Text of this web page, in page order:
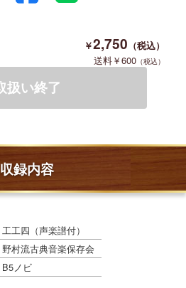
2,750
600
収録内容
工工四（声楽譜付）
野村流古典音楽保存会
B5ノビ